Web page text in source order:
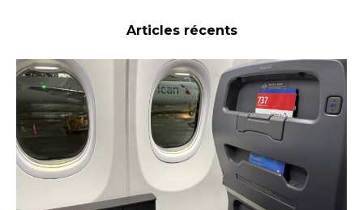
Articles récents